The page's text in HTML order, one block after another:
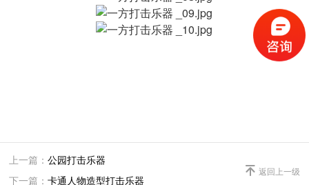
上一篇：公园打击乐器
下一篇：卡通人物造型打击乐器
 返回上一级